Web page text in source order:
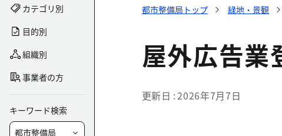
カテゴリ別
目的別
組織別
事業者の方
キーワード検索
都市整備局トップ 緑地・景観
屋外広告業
更新日 2026年7月7日